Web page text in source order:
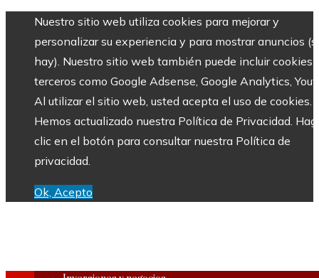
Nuestro sitio web utiliza cookies para mejorar y
personalizar su experiencia y para mostrar anuncios
hay). Nuestro sitio web también puede incluir cookies
terceros como Google Adsense, Google Analytics,
Al utilizar el sitio web, usted acepta el uso de cookies.
Hemos actualizado nuestra Política de Privacidad.
clic en el botón para consultar nuestra Política de
privacidad.
Ok, Acepto